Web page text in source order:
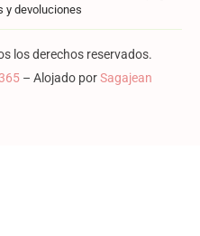
y devoluciones
los derechos reservados.
– Alojado porSagajean